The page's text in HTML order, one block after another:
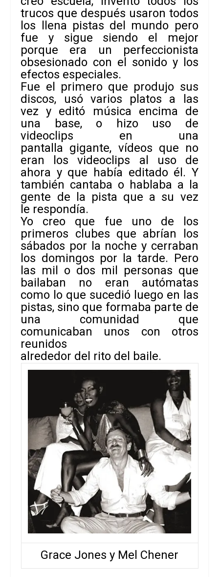
trucos que después usaron todos
los llena pistas del mundo pero
fue y sigue siendo el mejor
porque era un perfeccionista
obsesionado con el sonido y los
efectos especiales.
Fue el primero que produjo sus
discos, usó varios platos a las
vez y editó música encima de
una base, o hizo uso de
videoclips en una
pantalla gigante, vídeos que no
eran los videoclips al uso de
ahora y que había editado él. Y
también cantaba o hablaba a la
gente de la pista que a su vez
le respondía.
Yo creo que fue uno de los
primeros clubes que abrían los
sábados por la noche y cerraban
los domingos por la tarde. Pero
las mil o dos mil personas que
bailaban no eran autómatas
como lo que sucedió luego en las
pistas, sino que formaba parte de
una comunidad que
comunicaban unos con otros
reunidos
alrededor del rito del baile.
Grace Jones y Mel Chener